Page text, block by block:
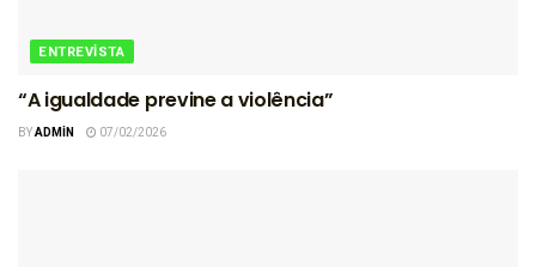
ENTREVISTA
“A igualdade previne a violência”
BYADMIN 07/02/2026